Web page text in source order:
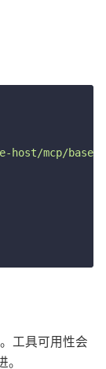
mcp/base/"
工具可用性会